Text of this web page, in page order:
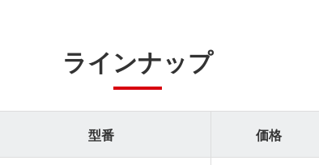
ラインナップ
型番 価格